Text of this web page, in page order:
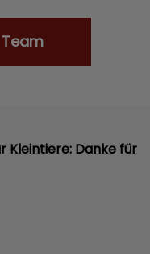
Kleintiere: Danke für